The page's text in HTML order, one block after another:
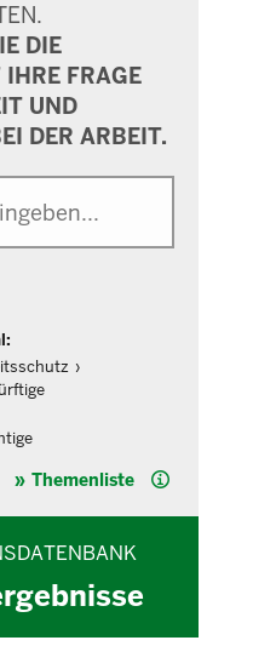
DIE
FRAGE
UND
DER ARBEIT.
Themenliste Hilfe